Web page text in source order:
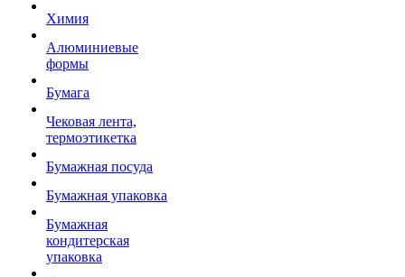
Химия
Алюминиевые
формы
Бумага
Чековая лента,
термоэтикетка
Бумажная посуда
Бумажная упаковка
Бумажная
кондитерская
упаковка